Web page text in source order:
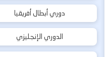
دوري أبطال أفريقيا
الدوري الإنجليزي